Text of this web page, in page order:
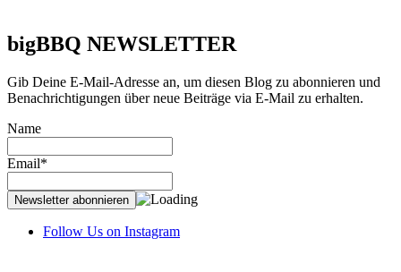
bigBBQ NEWSLETTER
Gib Deine E-Mail-Adresse an, um diesen Blog zu abonnieren und
Benachrichtigungen über neue Beiträge via E-Mail zu erhalten.
Name
Email*
Follow Us on Instagram